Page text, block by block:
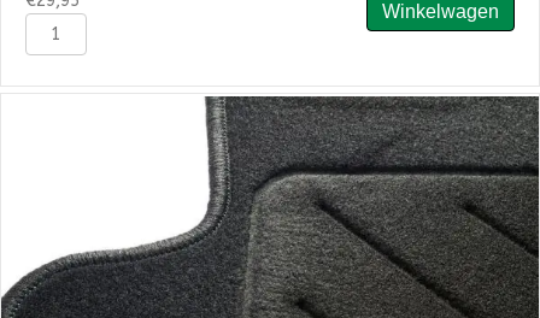
Automatten
Opel
A
Winkelwagen